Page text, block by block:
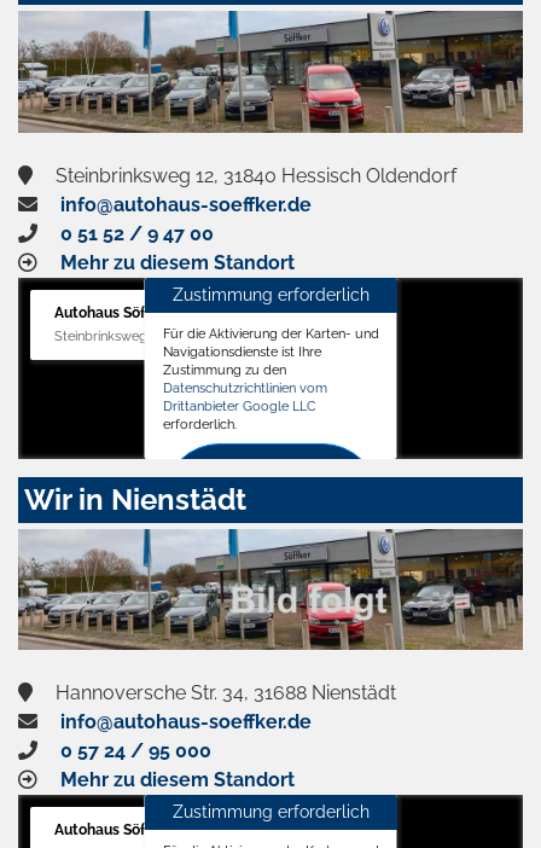
Steinbrinksweg 12, 31840 Hessisch Oldendorf
info@autohaus-soeffker.de
0 51 52 / 9 47 00
Mehr zu diesem Standort
Autohaus Söffker GmbH
Steinbrinksweg 12, 31840 Hessisch Oldendorf
Zustimmung erforderlich
Für die Aktivierung der Karten- und
Navigationsdienste ist Ihre
Zustimmung zu den
Datenschutzrichtlinien vom
Drittanbieter Google LLC
erforderlich.
Zustimmen
aktivieren
Wir in Nienstädt
Hannoversche Str. 34, 31688 Nienstädt
info@autohaus-soeffker.de
0 57 24 / 95 000
Mehr zu diesem Standort
Autohaus Söffker GmbH
Zustimmung erforderlich